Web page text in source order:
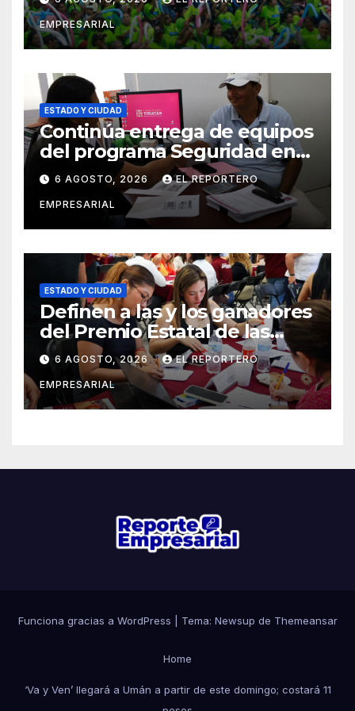
vigilancia en la prevención
social del delito
EMPRESARIAL
ESTADO Y CIUDAD
Continúa entrega de equipos
del programa Seguridad en
el Mar
6 AGOSTO, 2026 EL REPORTERO
EMPRESARIAL
ESTADO Y CIUDAD
Definen a las y los ganadores
del Premio Estatal de las
Juventudes 2026
6 AGOSTO, 2026 EL REPORTERO
EMPRESARIAL
Funciona gracias a WordPress Tema: Newsup de Themeansar
Home
‘Va y Ven’ llegará a Umán a partir de este domingo; costará 11